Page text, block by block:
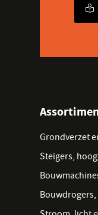
Grondverzet
Steigers,